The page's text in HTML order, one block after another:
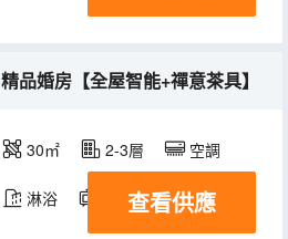
精品婚房【全屋智能+禪意茶具】
30㎡ 2-3層 空調
淋浴 電視機
查看供應